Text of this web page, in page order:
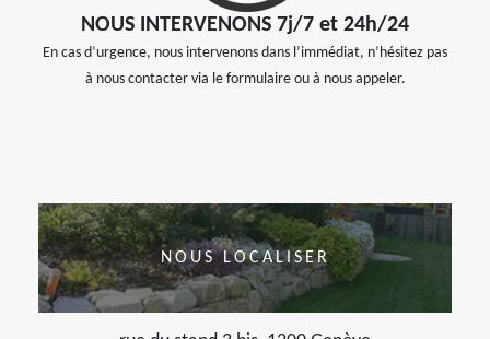
NOUS INTERVENONS 7j/7 et 24h/24
En cas d’urgence, nous intervenons dans l’immédiat, n’hésitez pas
à nous contacter via le formulaire ou à nous appeler.
NOUS LOCALISER